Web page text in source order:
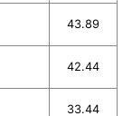
43.89
42.44
33.44